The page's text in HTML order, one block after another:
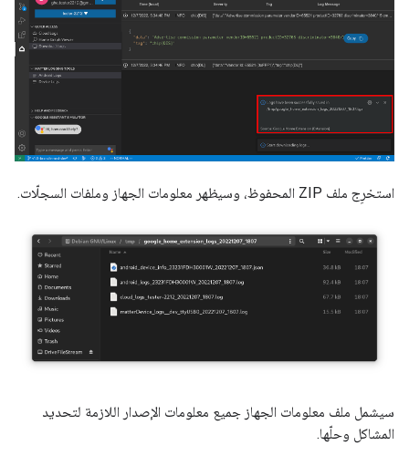
استخرِج ملف ZIP المحفوظ، وسيظهر معلومات الجهاز وملفات السجلّات.
سيشمل ملف معلومات الجهاز جميع معلومات الإصدار اللازمة لتحديد
المشاكل وحلّها.